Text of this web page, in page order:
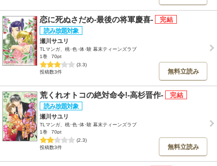
恋に死ぬさだめ-最後の将軍慶喜-
瀬川サユリ
TLマンガ、桃･色･体･験 幕末ティーンズラブ
1巻
70pt
(3.3)
投稿数3件
無料立読み
荒くれオトコの絶対命令!-高杉晋作-
瀬川サユリ
TLマンガ、桃･色･体･験 幕末ティーンズラブ
1巻
70pt
(2.3)
投稿数3件
無料立読み